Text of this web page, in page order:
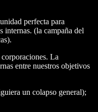
perfecta para
internas. (la campaña del
La
entre nuestros objetivos
un colapso general);